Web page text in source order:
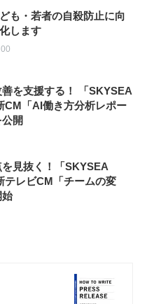
も・若者の自殺防止に向
します
を支援する！ 「SKYSEA
「AI働き方分析レポー
開
見抜く！「SKYSEA
レビCM「チームの変
始